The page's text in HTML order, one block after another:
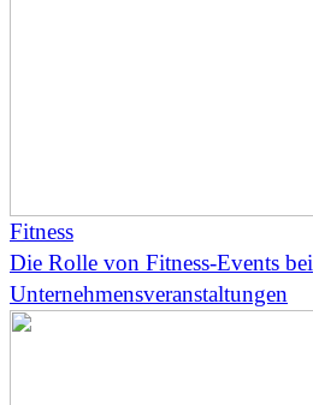
Fitness
Die Rolle von Fitness-Events bei
Unternehmensveranstaltungen